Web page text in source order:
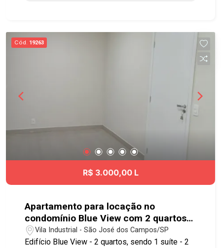
Quadra - Brinquedoteca - Playground - Mercado
Excelente localização, próximo do Shopping
#aptolocaçãoSJC #JardimAmérica
Cód. 19263
R$ 3.000,00 L
Apartamento para locação no
condomínio Blue View com 2 quartos
sendo 1 suíte - 56,31 m² - No bairro
Vila Industrial - SJC
Vila Industrial - São José dos Campos/SP
Edifício Blue View - 2 quartos, sendo 1 suíte - 2